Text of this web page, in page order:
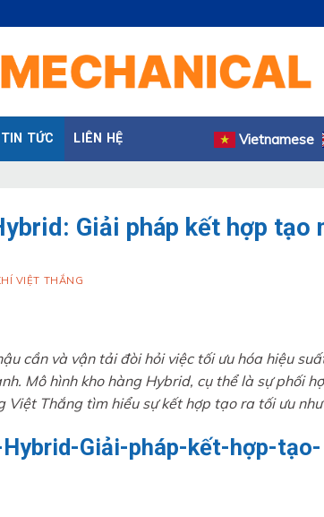
TIN TỨC LIÊN HỆ Vietnamese
Giải pháp kết hợp tạo
VIỆT THẮNG
cần và vận tải đòi hỏi việc tối ưu hóa hiệu
Mô hình kho hàng Hybrid, cụ thể là sự phối
Việt Thắng tìm hiểu sự kết hợp tạo ra tối ưu